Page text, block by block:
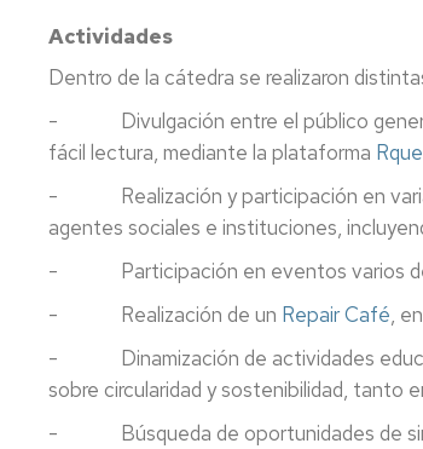
Actividades
Dentro de la cátedra se realizaron
- Divulgación entre el público general
fácil lectura, mediante la plataforma
- Realización y participación en varias
agentes sociales e instituciones,
- Participación en eventos varios de
- Realización de un Repair Café,
- Dinamización de actividades
sobre circularidad y sostenibilidad, tanto
- Búsqueda de oportunidades de